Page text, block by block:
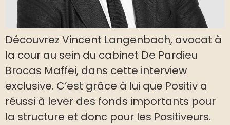
Découvrez Vincent Langenbach, avocat à
la cour au sein du cabinet De Pardieu
Brocas Maffei, dans cette interview
exclusive. C’est grâce à lui que Positiv a
réussi à lever des fonds importants pour
la structure et donc pour les Positiveurs.